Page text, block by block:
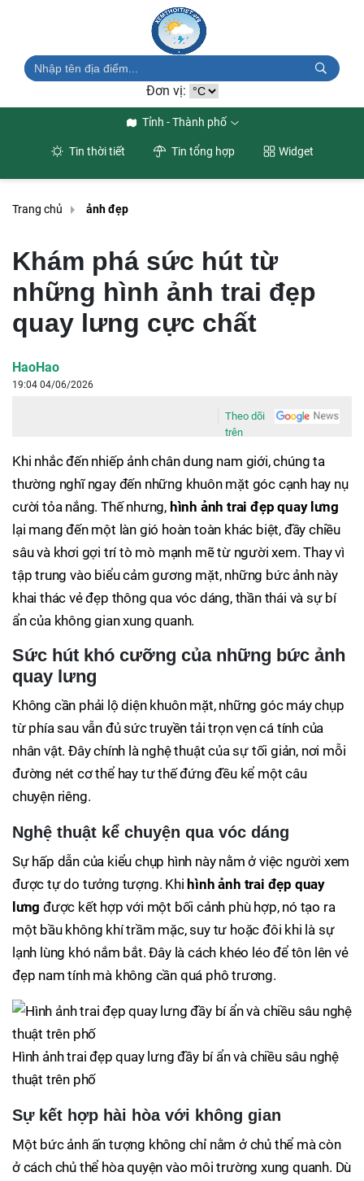
Đơn vị:
Tỉnh - Thành phố
Tin thời tiết Tin tổng hợp Widget
Trang chủ ảnh đẹp
Khám phá sức hút từ
những hình ảnh trai đẹp
quay lưng cực chất
HaoHao
19:04 04/06/2026
Theo dõi
trên
Khi nhắc đến nhiếp ảnh chân dung nam giới, chúng ta
thường nghĩ ngay đến những khuôn mặt góc cạnh hay nụ
cười tỏa nắng. Thế nhưng, hình ảnh trai đẹp quay lưng
lại mang đến một làn gió hoàn toàn khác biệt, đầy chiều
sâu và khơi gợi trí tò mò mạnh mẽ từ người xem. Thay vì
tập trung vào biểu cảm gương mặt, những bức ảnh này
khai thác vẻ đẹp thông qua vóc dáng, thần thái và sự bí
ẩn của không gian xung quanh.
Sức hút khó cưỡng của những bức ảnh
quay lưng
Không cần phải lộ diện khuôn mặt, những góc máy chụp
từ phía sau vẫn đủ sức truyền tải trọn vẹn cá tính của
nhân vật. Đây chính là nghệ thuật của sự tối giản, nơi mỗi
đường nét cơ thể hay tư thế đứng đều kể một câu
chuyện riêng.
Nghệ thuật kể chuyện qua vóc dáng
Sự hấp dẫn của kiểu chụp hình này nằm ở việc người xem
được tự do tưởng tượng. Khi hình ảnh trai đẹp quay
lưng được kết hợp với một bối cảnh phù hợp, nó tạo ra
một bầu không khí trầm mặc, suy tư hoặc đôi khi là sự
lạnh lùng khó nắm bắt. Đây là cách khéo léo để tôn lên vẻ
đẹp nam tính mà không cần quá phô trương.
Hình ảnh trai đẹp quay lưng đầy bí ẩn và chiều sâu nghệ
thuật trên phố
Sự kết hợp hài hòa với không gian
Một bức ảnh ấn tượng không chỉ nằm ở chủ thể mà còn
ở cách chủ thể hòa quyện vào môi trường xung quanh. Dù